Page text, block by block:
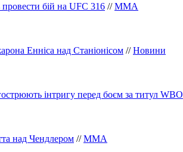
бій на UFC 316 //ММА
Енніса над Станіонісом //Новини
інтригу перед боєм за титул WBO
над Чендлером //ММА